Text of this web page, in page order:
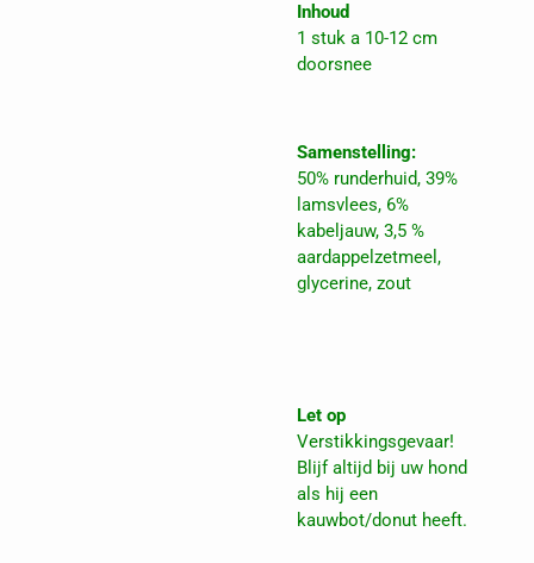
Inhoud
1 stuk a 10-12 cm
doorsnee
Samenstelling:
50% runderhuid, 39%
lamsvlees, 6%
kabeljauw, 3,5 %
aardappelzetmeel,
glycerine, zout
Let op
Verstikkingsgevaar!
Blijf altijd bij uw hond
als hij een
kauwbot/donut heeft.